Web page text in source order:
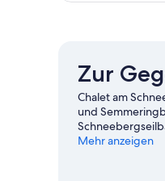
Zur
Chalet am
und
Labyrinth und
Mehr anzeigen